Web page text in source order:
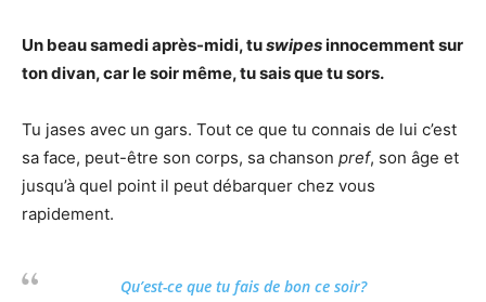
Un beau samedi après-midi, tuswipesinnocemment sur
ton divan, car le soir même, tu sais que tu sors.
Tu jases avec un gars. Tout ce que tu connais de lui c’est
sa face, peut-être son corps, sa chanson pref, son âge et
jusqu’à quel point il peut débarquer chez vous
rapidement.
Qu’est-ce que tu fais de bon ce soir?